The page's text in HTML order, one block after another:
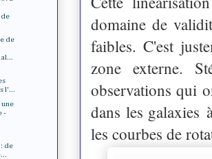
domaine de
faibles. C'est
zone externe.
observations qui
dans les galaxies
les courbes de
de
de
l'...
une
-
de